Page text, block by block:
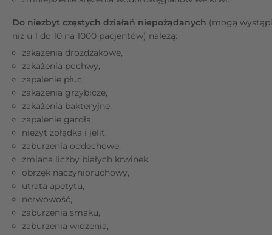
Do niezbyt częstych działań niepożądanych (mogą
niż u 1 do 10 na 1000 pacjentów) należą:
zakażenia drożdżakowe,
zakażenia pochwy,
zapalenie płuc,
zakażenia grzybicze,
zakażenia bakteryjne,
zapalenie gardła,
nieżyt żołądka i jelit,
zaburzenia oddechowe,
zmiana liczby białych krwinek,
obrzęk naczynioruchowy,
utrata apetytu,
nerwowość,
zaburzenia smaku,
zaburzenia widzenia,